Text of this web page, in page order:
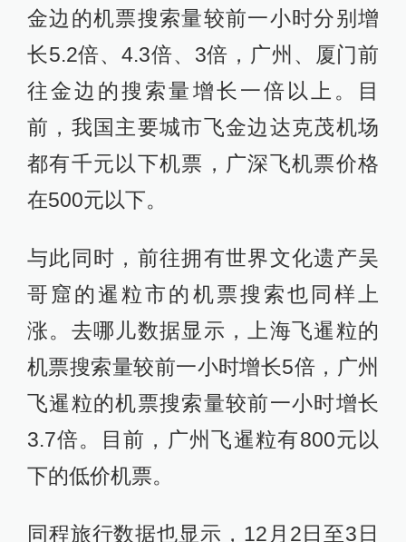
金边的机票搜索量较前一小时分别增
长5.2倍、4.3倍、3倍，广州、厦门前
往金边的搜索量增长一倍以上。目
前，我国主要城市飞金边达克茂机场
都有千元以下机票，广深飞机票价格
在500元以下。
与此同时，前往拥有世界文化遗产吴
哥窟的暹粒市的机票搜索也同样上
涨。去哪儿数据显示，上海飞暹粒的
机票搜索量较前一小时增长5倍，广州
飞暹粒的机票搜索量较前一小时增长
3.7倍。目前，广州飞暹粒有800元以
下的低价机票。
同程旅行数据也显示，12月2日至3日